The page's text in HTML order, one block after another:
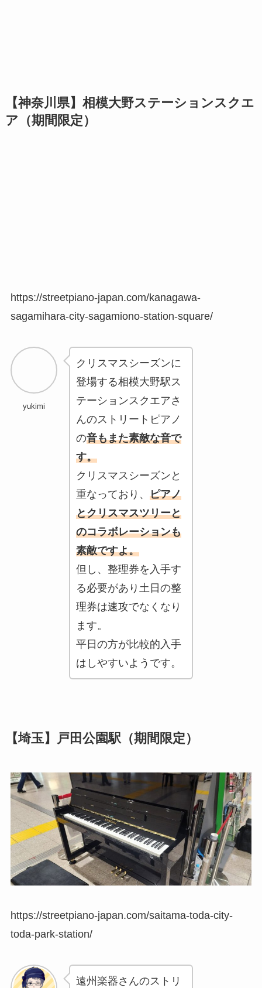
【神奈川県】相模大野ステーションスクエ
ア（期間限定）
https://streetpiano-japan.com/kanagawa-
sagamihara-city-sagamiono-station-square/
yukimi
クリスマスシーズンに
登場する相模大野駅ス
テーションスクエアさ
んのストリートピアノ
の音もまた素敵な音で
す。
クリスマスシーズンと
重なっており、 ピアノ
とクリスマスツリーと
のコラボレーションも
素敵ですよ。
但し、整理券を入手す
る必要があり土日の整
理券は速攻でなくなり
ます。
平日の方が比較的入手
はしやすいようです。
【埼玉】戸田公園駅（期間限定）
https://streetpiano-japan.com/saitama-toda-city-
toda-park-station/
遠州楽器さんのストリ